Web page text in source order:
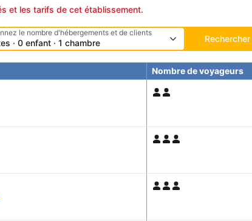
et les tarifs de cet établissement.
le nombre d'hébergements et de clients
· 0 enfant · 1 chambre Rechercher
Nombre de voyageurs